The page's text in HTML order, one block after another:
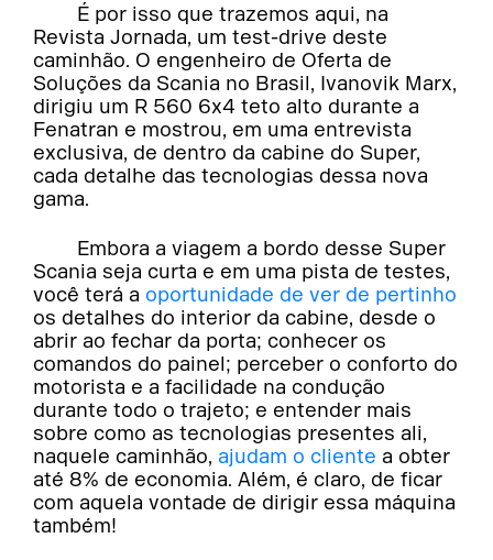
É por isso que trazemos aqui, na
Revista Jornada, um test-drive deste
caminhão. O engenheiro de Oferta de
Soluções da Scania no Brasil, Ivanovik Marx,
dirigiu um R 560 6x4 teto alto durante a
Fenatran e mostrou, em uma entrevista
exclusiva, de dentro da cabine do Super,
cada detalhe das tecnologias dessa nova
gama.
Embora a viagem a bordo desse Super
Scania seja curta e em uma pista de testes,
você terá a oportunidade de ver de pertinho
os detalhes do interior da cabine, desde o
abrir ao fechar da porta; conhecer os
comandos do painel; perceber o conforto do
motorista e a facilidade na condução
durante todo o trajeto; e entender mais
sobre como as tecnologias presentes ali,
naquele caminhão, ajudam o cliente a obter
até 8% de economia. Além, é claro, de ficar
com aquela vontade de dirigir essa máquina
também!